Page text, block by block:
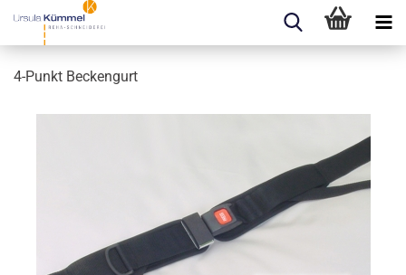
4-​Punkt Be­cken­gurt